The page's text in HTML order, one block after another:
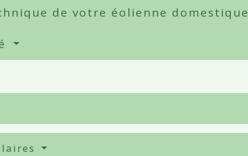
de votre éolienne domestique